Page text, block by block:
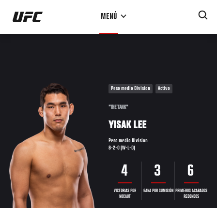
Pasar
contenido
MENÚ
Peso medio Division Activo
"THE TANK"
YISAK LEE
Peso medio Division
8-2-0 (W-L-D)
4
VICTORIAS POR
NOCAUT
3
GANA POR SUMISIÓN
6
PRIMEROS ACABADOS
REDONDOS